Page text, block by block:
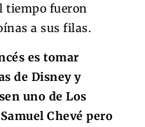
tiempo fueron
a sus filas.
es tomar
de Disney y
uno de Los
Chevé pero